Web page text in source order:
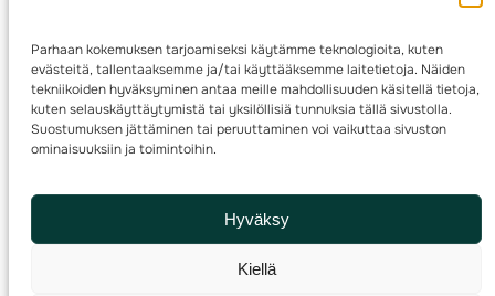
Parhaan kokemuksen tarjoamiseksi käytämme teknologioita, kuten
evästeitä, tallentaaksemme ja/tai käyttääksemme laitetietoja. Näiden
tekniikoiden hyväksyminen antaa meille mahdollisuuden käsitellä tietoja,
kuten selauskäyttäytymistä tai yksilöllisiä tunnuksia tällä sivustolla.
Suostumuksen jättäminen tai peruuttaminen voi vaikuttaa sivuston
ominaisuuksiin ja toimintoihin.
Hyväksy
Kiellä
Kartoitus
Ratamestari
© 2025 ·Suomen Suunnistusliitto· Valimotie 10, 00380 Helsinki, Finland
info(a)suunnistusliitto.fi,Rastilipun asiat: rastilippu(a)suunnistusliitto.fi
Kilpailut ja kuntorastit – Rastilippu:::Rastilipun ohjeet